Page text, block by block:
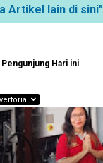
Artikel lain di sini"
Pengunjung Hari ini